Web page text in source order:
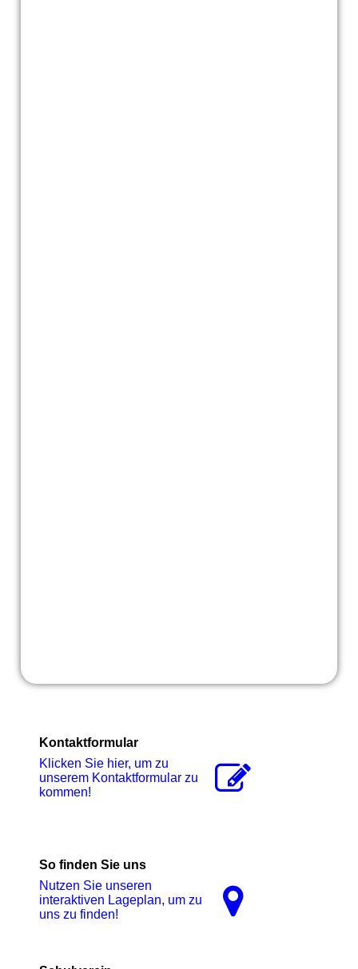
Kontaktformular
Klicken Sie hier, um zu
unserem Kon­takt­for­mu­lar zu
kommen!
So finden Sie uns
Nutzen Sie unseren
interaktiven La­ge­plan, um zu
uns zu finden!